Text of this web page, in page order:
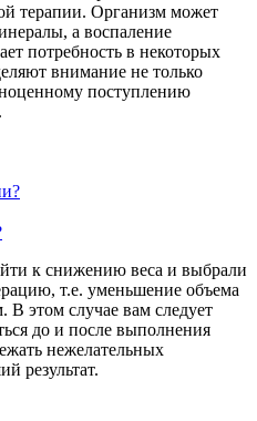
терапии. Организм может
а воспаление
потребность в некоторых
внимание не только
поступлению
к снижению веса и выбрали
т.е. уменьшение объема
В этом случае вам следует
до и после выполнения
нежелательных
результат.